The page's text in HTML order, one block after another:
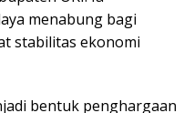
menabung bagi
stabilitas ekonomi
bentuk penghargaan